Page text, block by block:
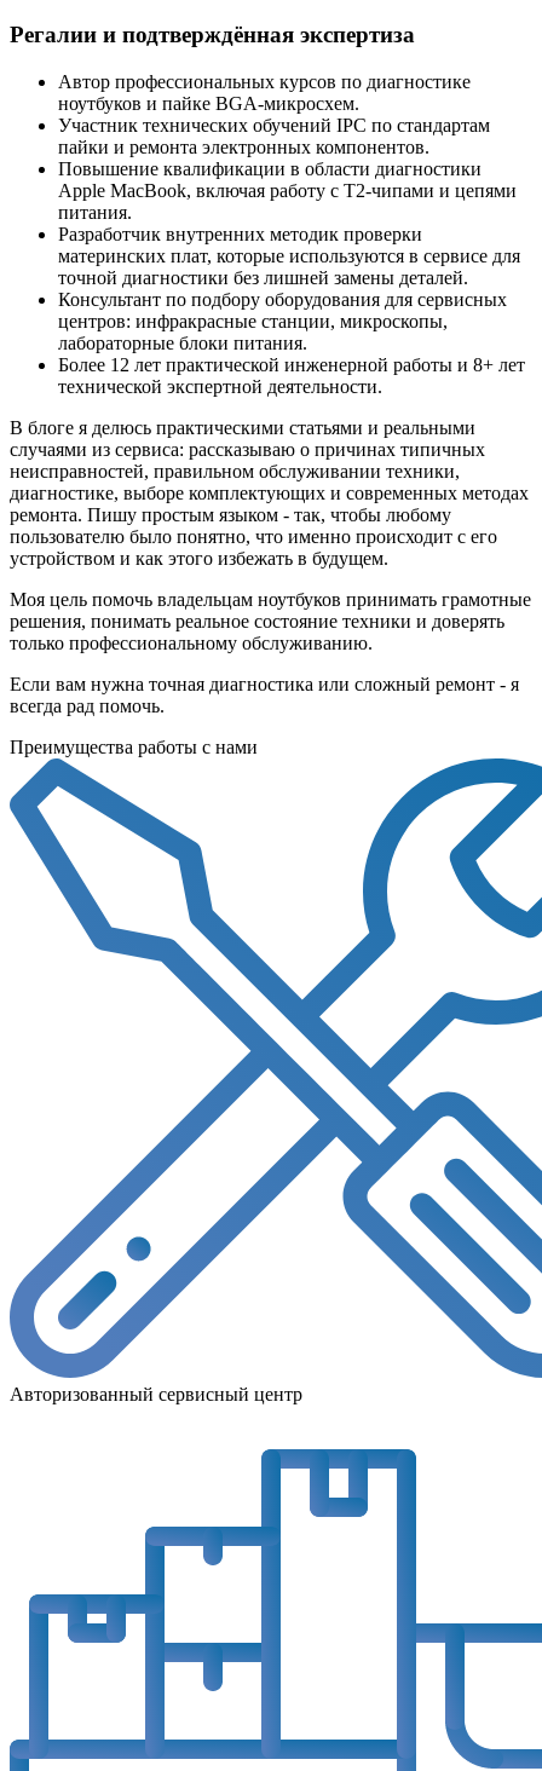
Регалии и подтверждённая экспертиза
Автор профессиональных курсов по диагностике
ноутбуков и пайке BGA-микросхем.
Участник технических обучений IPC по стандартам
пайки и ремонта электронных компонентов.
Повышение квалификации в области диагностики
Apple MacBook, включая работу с T2-чипами и цепями
питания.
Разработчик внутренних методик проверки
материнских плат, которые используются в сервисе для
точной диагностики без лишней замены деталей.
Консультант по подбору оборудования для сервисных
центров: инфракрасные станции, микроскопы,
лабораторные блоки питания.
Более 12 лет практической инженерной работы и 8+ лет
технической экспертной деятельности.
В блоге я делюсь практическими статьями и реальными
случаями из сервиса: рассказываю о причинах типичных
неисправностей, правильном обслуживании техники,
диагностике, выборе комплектующих и современных методах
ремонта. Пишу простым языком - так, чтобы любому
пользователю было понятно, что именно происходит с его
устройством и как этого избежать в будущем.
Моя цель помочь владельцам ноутбуков принимать грамотные
решения, понимать реальное состояние техники и доверять
только профессиональному обслуживанию.
Если вам нужна точная диагностика или сложный ремонт - я
всегда рад помочь.
Преимущества работы с нами
Авторизованный сервисный центр